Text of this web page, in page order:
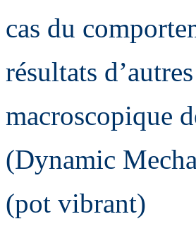
cas du
résultats
macroscopique
(Dynamic
(pot vibrant)